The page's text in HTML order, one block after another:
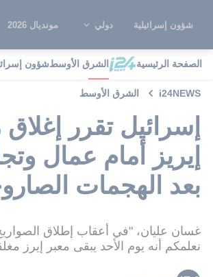
شؤون إسرائيلية دولي مونديال 2026
الصفحة الرئيسية الشرق الأوسطشؤون
i24NEWS الشرق الأوسط
إسرائيل تقرر إغلاق
إيريز أمام عمال
بعد الهجمات
غسان عليان، "في أعقاب إطلاق
نعلمكم أنه يوم الأحد يبقى معبر إيرز